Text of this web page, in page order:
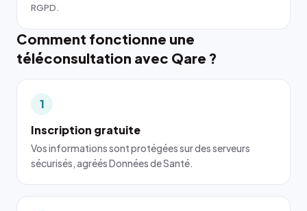
RGPD.
Comment fonctionne une
téléconsultation avec Qare ?
1
Inscription gratuite
Vos informations sont protégées sur des serveurs
sécurisés, agréés Données de Santé.